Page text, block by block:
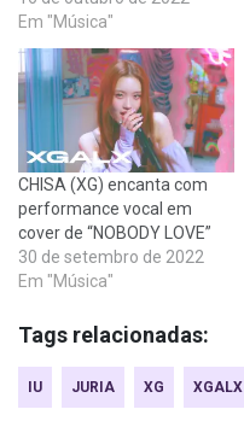
Em "Música"
CHISA (XG) encanta com
performance vocal em
cover de “NOBODY LOVE”
30 de setembro de 2022
Em "Música"
Tags relacionadas:
IU JURIA XG XGALX